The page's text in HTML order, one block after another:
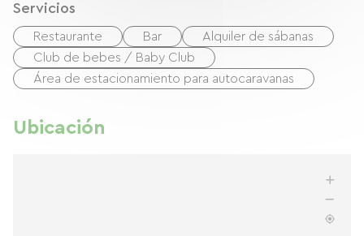
Servicios
Restaurante Bar
Alquiler de sábanas
Club de bebes / Baby Club
Área de estacionamiento para autocaravanas
Ubicación